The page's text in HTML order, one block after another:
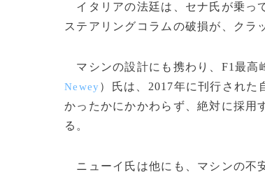
イタリアの法廷は、セナ氏が乗っ
ステアリングコラムの破損が、クラ
マシンの設計にも携わり、F1最高
Newey）氏は、2017年に刊行され
かったかにかかわらず、絶対に採用
る。
ニューイ氏は他にも、マシンの不